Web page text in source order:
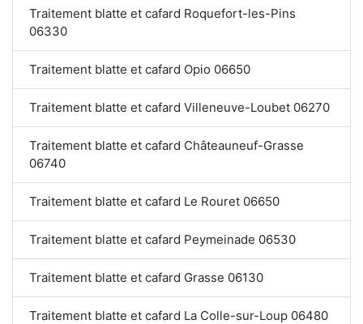
Traitement blatte et cafard Roquefort-les-Pins
06330
Traitement blatte et cafard Opio 06650
Traitement blatte et cafard Villeneuve-Loubet 06270
Traitement blatte et cafard Châteauneuf-Grasse
06740
Traitement blatte et cafard Le Rouret 06650
Traitement blatte et cafard Peymeinade 06530
Traitement blatte et cafard Grasse 06130
Traitement blatte et cafard La Colle-sur-Loup 06480